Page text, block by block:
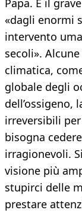
Papa. E il
«dagli enormi
intervento
secoli».
climatica,
globale degli
dell’ossigeno,
irreversibili
bisogna
irragionevoli.
visione più
stupirci delle
prestare